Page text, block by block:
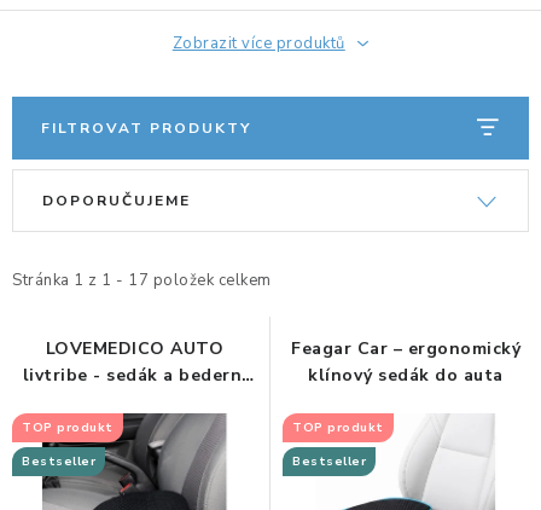
ERGONOMICKÉ KLÁVESNICE
VÝSUVY A DRŽÁKY NA KLÁVESNICI
DRŽÁKY LCD MONITORŮ A TV
DRŽÁKY A ZÁVĚSY PC
STOJANY POD NOTEBOOK
ORGANIZACE KABELŮ
STOJANY NA DOKUMENTY
LED STOLNÍ LAMPY
Zobrazit více produktů
FILTROVAT PRODUKTY
i
o
d
u
Stránka 1 z 1 - 17 položek celkem
e
p
r
o
d
DOPORUČUJEME
LOVEMEDICO AUTO
livtribe - sedák a bederní
pěny
TOP produkt
Bestseller
Feagar Car – ergonomický
klínový sedák do auta
TOP produkt
Bestseller